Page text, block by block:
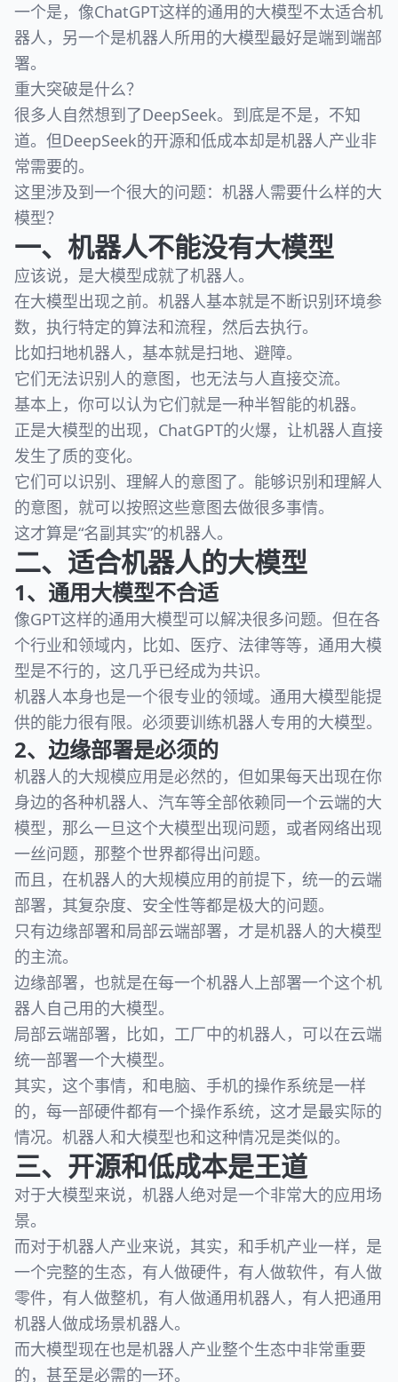
一个是，像ChatGPT这样的通用的大模型不太适合机
器人，另一个是机器人所用的大模型最好是端到端部
署。
重大突破是什么？
很多人自然想到了DeepSeek。到底是不是，不知
道。但DeepSeek的开源和低成本却是机器人产业非
常需要的。
这里涉及到一个很大的问题：机器人需要什么样的大
模型？
一、机器人不能没有大模型
应该说，是大模型成就了机器人。
在大模型出现之前。机器人基本就是不断识别环境参
数，执行特定的算法和流程，然后去执行。
比如扫地机器人，基本就是扫地、避障。
它们无法识别人的意图，也无法与人直接交流。
基本上，你可以认为它们就是一种半智能的机器。
正是大模型的出现，ChatGPT的火爆，让机器人直接
发生了质的变化。
它们可以识别、理解人的意图了。能够识别和理解人
的意图，就可以按照这些意图去做很多事情。
这才算是“名副其实”的机器人。
二、适合机器人的大模型
1、通用大模型不合适
像GPT这样的通用大模型可以解决很多问题。但在各
个行业和领域内，比如、医疗、法律等等，通用大模
型是不行的，这几乎已经成为共识。
机器人本身也是一个很专业的领域。通用大模型能提
供的能力很有限。必须要训练机器人专用的大模型。
2、边缘部署是必须的
机器人的大规模应用是必然的，但如果每天出现在你
身边的各种机器人、汽车等全部依赖同一个云端的大
模型，那么一旦这个大模型出现问题，或者网络出现
一丝问题，那整个世界都得出问题。
而且，在机器人的大规模应用的前提下，统一的云端
部署，其复杂度、安全性等都是极大的问题。
只有边缘部署和局部云端部署，才是机器人的大模型
的主流。
边缘部署，也就是在每一个机器人上部署一个这个机
器人自己用的大模型。
局部云端部署，比如，工厂中的机器人，可以在云端
统一部署一个大模型。
其实，这个事情，和电脑、手机的操作系统是一样
的，每一部硬件都有一个操作系统，这才是最实际的
情况。机器人和大模型也和这种情况是类似的。
三、开源和低成本是王道
对于大模型来说，机器人绝对是一个非常大的应用场
景。
而对于机器人产业来说，其实，和手机产业一样，是
一个完整的生态，有人做硬件，有人做软件，有人做
零件，有人做整机，有人做通用机器人，有人把通用
机器人做成场景机器人。
而大模型现在也是机器人产业整个生态中非常重要
的，甚至是必需的一环。